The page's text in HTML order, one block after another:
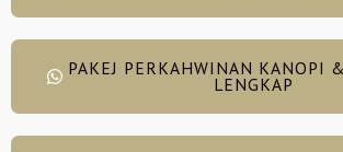
PAKEJ PERKAHWINAN KANOPI
LENGKAP